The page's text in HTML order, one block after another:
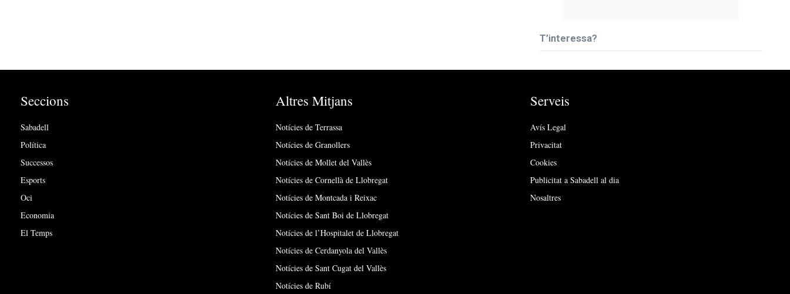
T’interessa?
Seccions
Sabadell
Política
Successos
Esports
Oci
Economia
El Temps
Altres Mitjans
Notícies de Terrassa
Notícies de Granollers
Notícies de Mollet del Vallès
Notícies de Cornellà de Llobregat
Notícies de Montcada i Reixac
Notícies de Sant Boi de Llobregat
Notícies de l’Hospitalet de Llobregat
Notícies de Cerdanyola del Vallès
Notícies de Sant Cugat del Vallès
Notícies de Rubí
Serveis
Avís Legal
Privacitat
Cookies
Publicitat a Sabadell al dia
Nosaltres